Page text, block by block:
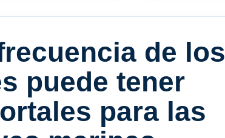
de los
puede tener
para las